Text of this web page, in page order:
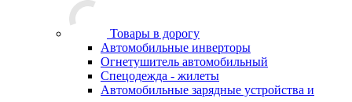
Товары в дорогу
Автомобильные инверторы
Огнетушитель автомобильный
Спецодежда - жилеты
Автомобильные зарядные устройства и